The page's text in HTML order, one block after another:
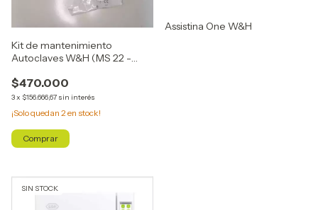
Kit de mantenimiento
Autoclaves W&H (MS 22 -
$470.000
3x $156.666,67 sin interés
¡Solo quedan 2 en stock!
Assistina One W&H
SIN STOCK